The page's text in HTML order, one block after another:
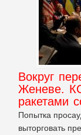
Вокруг
Женеве.
ракетами
Попытка
выторговать